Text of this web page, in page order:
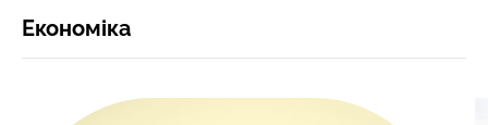
Економіка